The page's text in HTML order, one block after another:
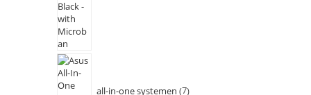
all-in-one systemen 7